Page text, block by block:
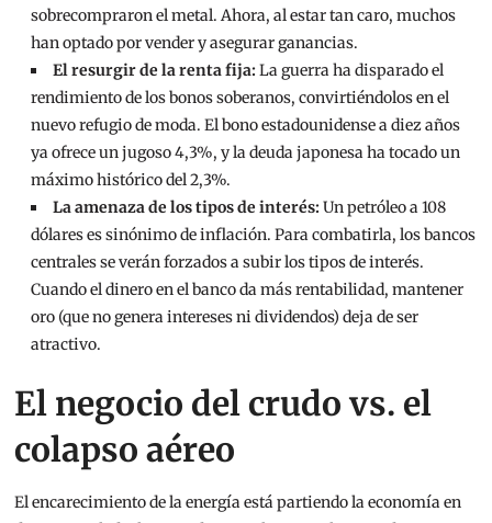
sobrecompraron el metal. Ahora, al estar tan caro, muchos
han optado por vender y asegurar ganancias.
El resurgir de la renta fija:La guerra ha disparado el
rendimiento de los bonos soberanos, convirtiéndolos en el
nuevo refugio de moda. El bono estadounidense a diez años
ya ofrece un jugoso 4,3%, y la deuda japonesa ha tocado un
máximo histórico del 2,3%.
La amenaza de los tipos de interés:Un petróleo a 108
dólares es sinónimo de inflación. Para combatirla, los bancos
centrales se verán forzados a subir los tipos de interés.
Cuando el dinero en el banco da más rentabilidad, mantener
oro (que no genera intereses ni dividendos) deja de ser
atractivo.
El negocio del crudo vs. el
colapso aéreo
El encarecimiento de la energía está partiendo la economía en